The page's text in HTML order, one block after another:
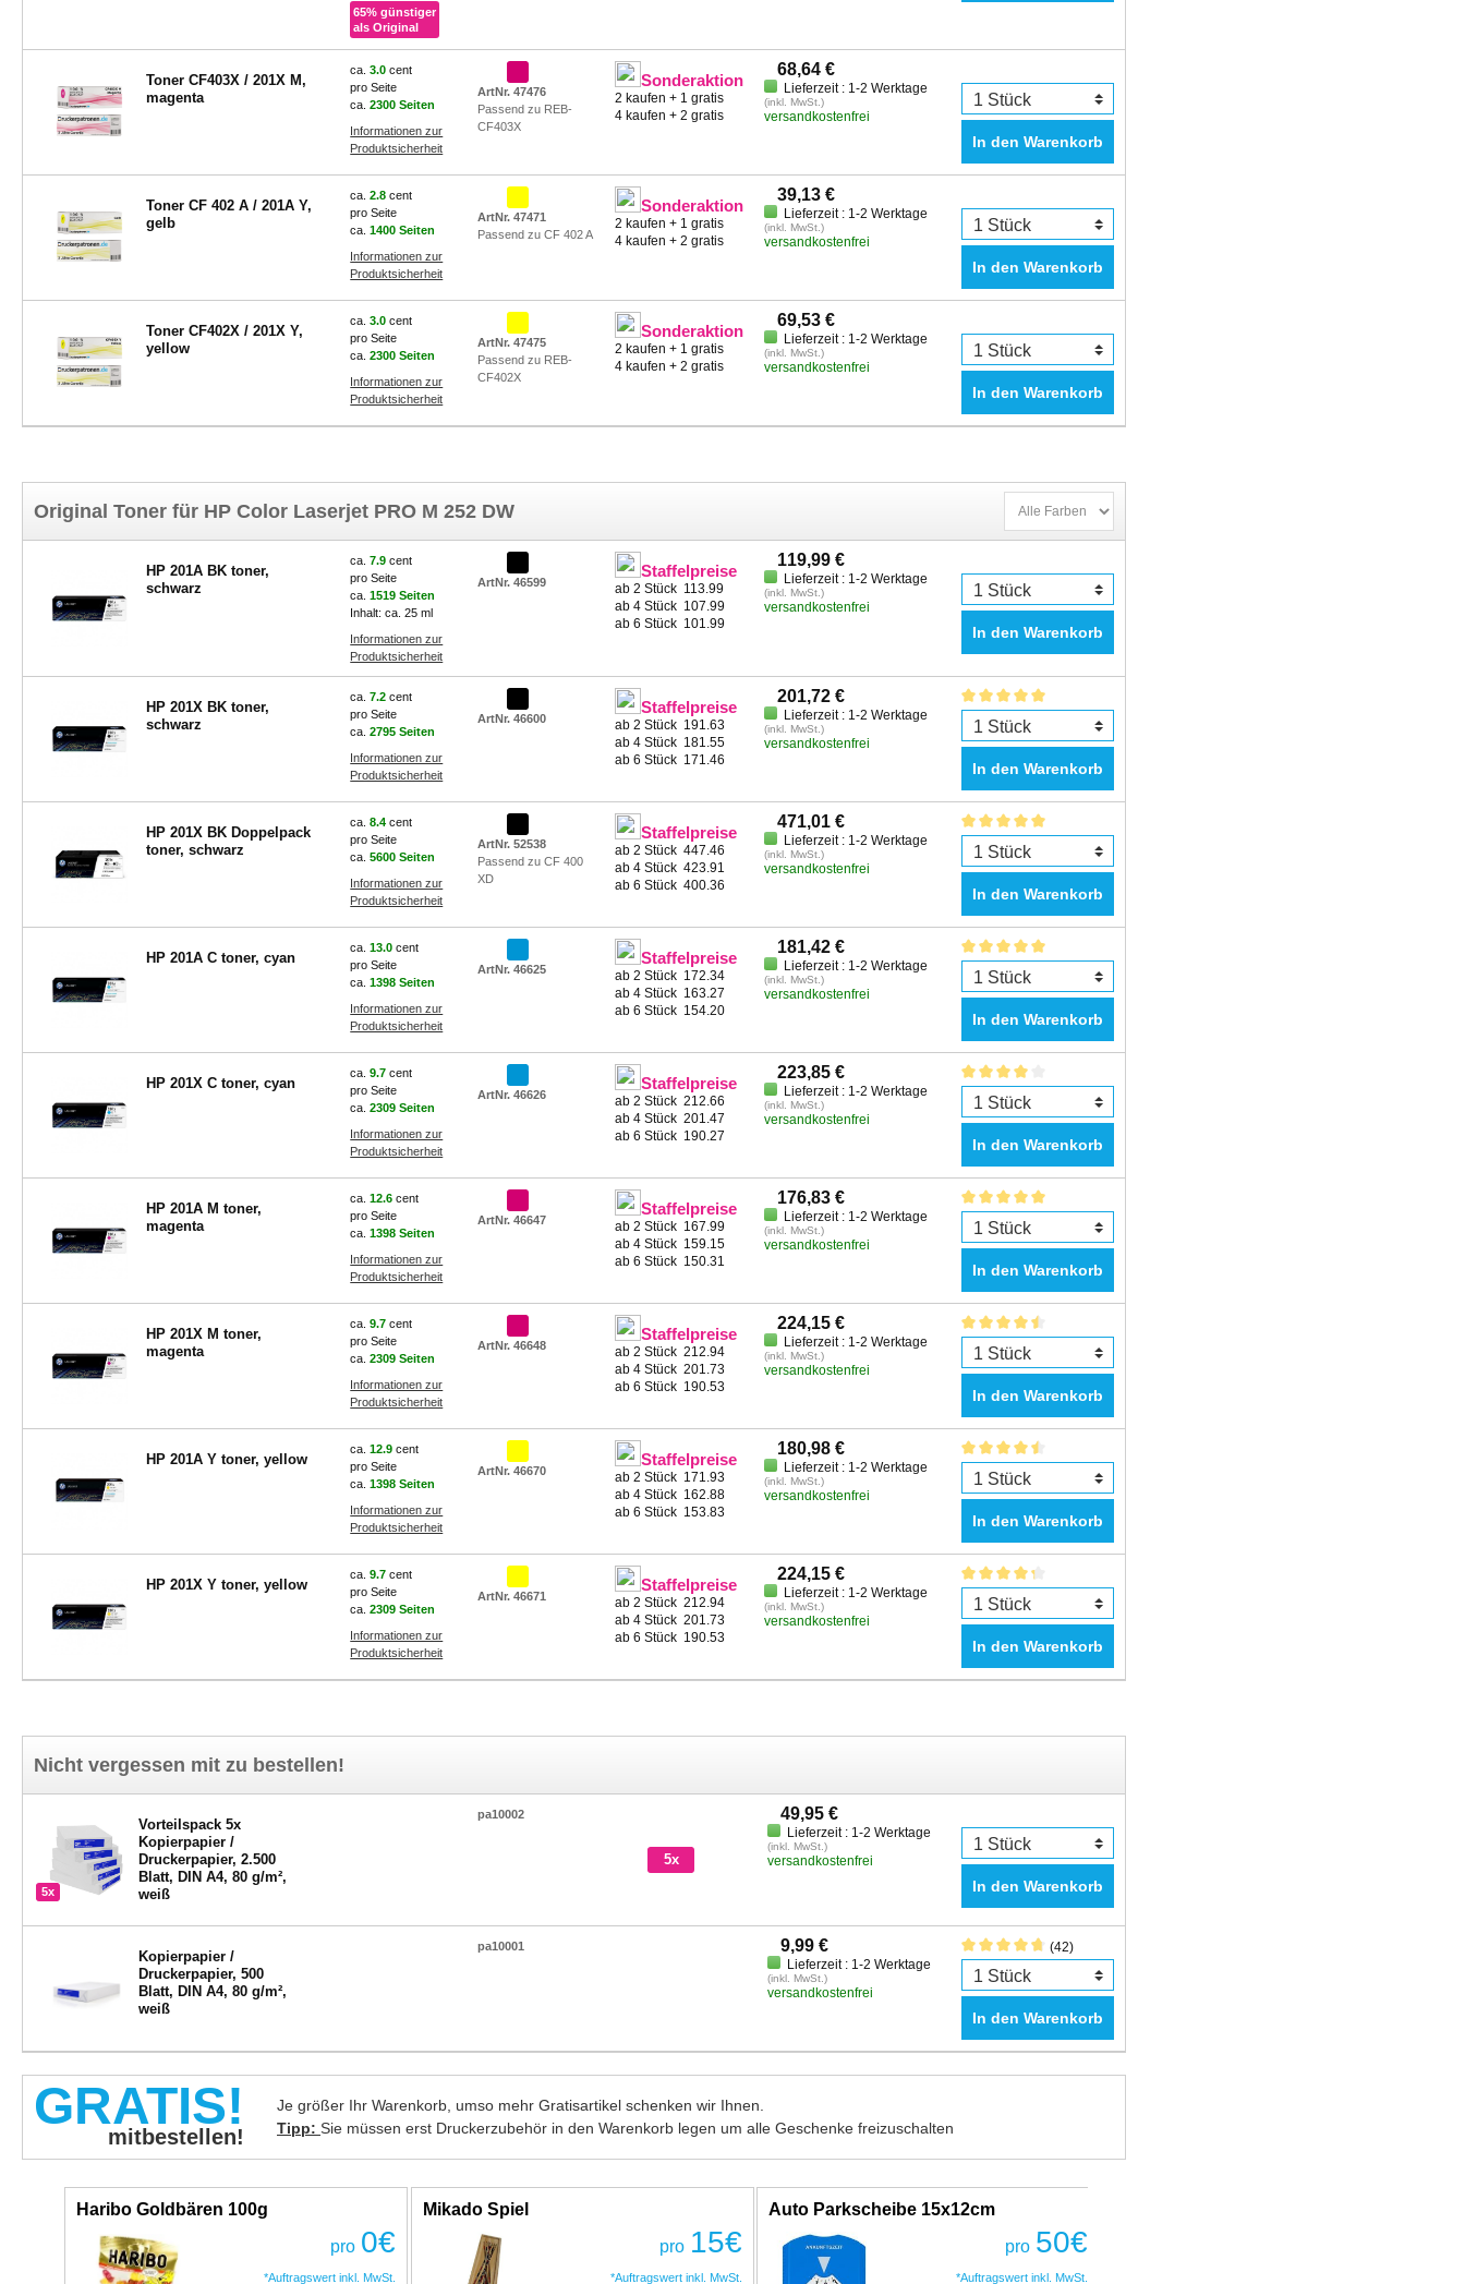
65% günstiger
als Original
Toner CF403X / 201X M,
magenta
ca.3.0cent
pro Seite
ca.2300 Seiten
Informationen zur
Produktsicherheit
ArtNr. 47476
Passend zu REB-
CF403X
Sonderaktion
2 kaufen + 1 gratis
4 kaufen + 2 gratis
68,64 €
Lieferzeit : 1-2 Werktage
(inkl. MwSt.)
versandkostenfrei
In den Warenkorb
Toner CF 402 A / 201A Y,
gelb
ca.2.8cent
pro Seite
ca.1400 Seiten
Informationen zur
Produktsicherheit
ArtNr. 47471
Passend zu CF 402 A
Sonderaktion
2 kaufen + 1 gratis
4 kaufen + 2 gratis
39,13 €
Lieferzeit : 1-2 Werktage
(inkl. MwSt.)
versandkostenfrei
In den Warenkorb
Toner CF402X / 201X Y,
yellow
ca.3.0cent
pro Seite
ca.2300 Seiten
Informationen zur
Produktsicherheit
ArtNr. 47475
Passend zu REB-
CF402X
Sonderaktion
2 kaufen + 1 gratis
4 kaufen + 2 gratis
69,53 €
Lieferzeit : 1-2 Werktage
(inkl. MwSt.)
versandkostenfrei
In den Warenkorb
Original Toner für HP Color Laserjet PRO M 252 DW
HP 201A BK toner,
schwarz
ca.7.9cent
pro Seite
ca.1519 Seiten
Inhalt: ca. 25 ml
Informationen zur
Produktsicherheit
ArtNr. 46599
Staffelpreise
ab 2 Stück 113.99
ab 4 Stück 107.99
ab 6 Stück 101.99
119,99 €
Lieferzeit : 1-2 Werktage
(inkl. MwSt.)
versandkostenfrei
In den Warenkorb
HP 201X BK toner,
schwarz
ca.7.2cent
pro Seite
ca.2795 Seiten
Informationen zur
Produktsicherheit
ArtNr. 46600
Staffelpreise
ab 2 Stück 191.63
ab 4 Stück 181.55
ab 6 Stück 171.46
201,72 €
Lieferzeit : 1-2 Werktage
(inkl. MwSt.)
versandkostenfrei
In den Warenkorb
HP 201X BK Doppelpack
toner, schwarz
ca.8.4cent
pro Seite
ca.5600 Seiten
Informationen zur
Produktsicherheit
ArtNr. 52538
Passend zu CF 400
XD
Staffelpreise
ab 2 Stück447.46
ab 4 Stück423.91
ab 6 Stück400.36
471,01 €
Lieferzeit : 1-2 Werktage
(inkl. MwSt.)
versandkostenfrei
In den Warenkorb
HP 201A C toner, cyan
ca.13.0cent
pro Seite
ca.1398 Seiten
Informationen zur
Produktsicherheit
ArtNr. 46625
Staffelpreise
ab 2 Stück 172.34
ab 4 Stück 163.27
ab 6 Stück 154.20
181,42 €
Lieferzeit : 1-2 Werktage
(inkl. MwSt.)
versandkostenfrei
In den Warenkorb
HP 201X C toner, cyan
ca.9.7cent
pro Seite
ca.2309 Seiten
Informationen zur
Produktsicherheit
ArtNr. 46626
Staffelpreise
ab 2 Stück212.66
ab 4 Stück201.47
ab 6 Stück 190.27
223,85 €
Lieferzeit : 1-2 Werktage
(inkl. MwSt.)
versandkostenfrei
In den Warenkorb
HP 201A M toner,
magenta
ca.12.6cent
pro Seite
ca.1398 Seiten
Informationen zur
Produktsicherheit
ArtNr. 46647
Staffelpreise
ab 2 Stück 167.99
ab 4 Stück 159.15
ab 6 Stück 150.31
176,83 €
Lieferzeit : 1-2 Werktage
(inkl. MwSt.)
versandkostenfrei
In den Warenkorb
HP 201X M toner,
magenta
ca.9.7cent
pro Seite
ca.2309 Seiten
Informationen zur
Produktsicherheit
ArtNr. 46648
Staffelpreise
ab 2 Stück212.94
ab 4 Stück201.73
ab 6 Stück 190.53
224,15 €
Lieferzeit : 1-2 Werktage
(inkl. MwSt.)
versandkostenfrei
In den Warenkorb
HP 201A Y toner, yellow
ca.12.9cent
pro Seite
ca.1398 Seiten
Informationen zur
Produktsicherheit
ArtNr. 46670
Staffelpreise
ab 2 Stück 171.93
ab 4 Stück 162.88
ab 6 Stück 153.83
180,98 €
Lieferzeit : 1-2 Werktage
(inkl. MwSt.)
versandkostenfrei
In den Warenkorb
HP 201X Y toner, yellow
ca.9.7cent
pro Seite
ca.2309 Seiten
Informationen zur
Produktsicherheit
ArtNr. 46671
Staffelpreise
ab 2 Stück212.94
ab 4 Stück201.73
ab 6 Stück 190.53
224,15 €
Lieferzeit : 1-2 Werktage
(inkl. MwSt.)
versandkostenfrei
In den Warenkorb
Nicht vergessen mit zu bestellen!
5x
Vorteilspack 5x
Kopierpapier /
Druckerpapier, 2.500
Blatt, DIN A4, 80 g/m²,
weiß
pa10002
5x
49,95 €
Lieferzeit : 1-2 Werktage
(inkl. MwSt.)
versandkostenfrei
In den Warenkorb
Kopierpapier /
Druckerpapier, 500
Blatt, DIN A4, 80 g/m²,
weiß
pa10001 9,99 €
Lieferzeit : 1-2 Werktage
(inkl. MwSt.)
versandkostenfrei
(42)
In den Warenkorb
GRATIS!
mitbestellen!
Je größer Ihr Warenkorb, umso mehr Gratisartikel schenken wir Ihnen.
Tipp: Sie müssen erst Druckerzubehör in den Warenkorb legen um alle Geschenke freizuschalten
Haribo Goldbären 100g
pro 0€
*Auftragswert inkl. MwSt.
Mikado Spiel
pro 15€
*Auftragswert inkl. MwSt.
Auto Parkscheibe 15x12cm
pro 50€
*Auftragswert inkl. MwSt.